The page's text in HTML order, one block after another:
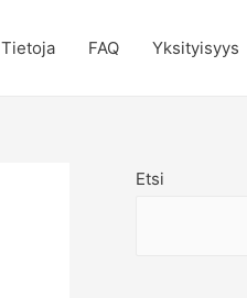
Tietoja FAQ Yksityisyys
Etsi